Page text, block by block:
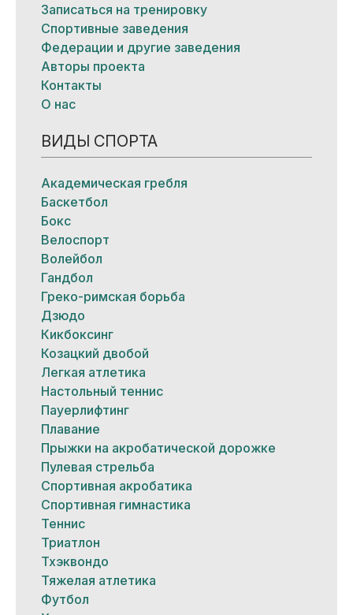
Записаться на тренировку
Спортивные заведения
Федерации и другие заведения
Авторы проекта
Контакты
О нас
ВИДЫ СПОРТА
Академическая гребля
Баскетбол
Бокс
Велоспорт
Волейбол
Гандбол
Греко-римская борьба
Дзюдо
Кикбоксинг
Козацкий двобой
Легкая атлетика
Настольный теннис
Пауерлифтинг
Плавание
Прыжки на акробатической дорожке
Пулевая стрельба
Спортивная акробатика
Спортивная гимнастика
Теннис
Триатлон
Тхэквондо
Тяжелая атлетика
Футбол